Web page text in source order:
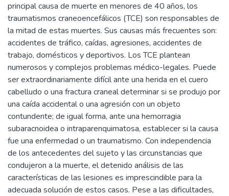
principal causa de muerte en menores de 40 años, los
traumatismos craneoencefálicos (TCE) son responsables de
la mitad de estas muertes. Sus causas más frecuentes son:
accidentes de tráfico, caídas, agresiones, accidentes de
trabajo, domésticos y deportivos. Los TCE plantean
numerosos y complejos problemas médico-legales. Puede
ser extraordinariamente difícil ante una herida en el cuero
cabelludo o una fractura craneal determinar si se produjo por
una caída accidental o una agresión con un objeto
contundente; de igual forma, ante una hemorragia
subaracnoidea o intraparenquimatosa, establecer si la causa
fue una enfermedad o un traumatismo. Con independencia
de los antecedentes del sujeto y las circunstancias que
condujeron a la muerte, el detenido análisis de las
características de las lesiones es imprescindible para la
adecuada solución de estos casos. Pese a las dificultades,